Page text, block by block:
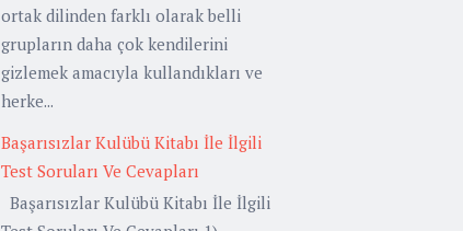
ortak dilinden farklı olarak belli
grupların daha çok kendilerini
gizlemek amacıyla kullandıkları ve
herke...
Başarısızlar Kulübü Kitabı İle İlgili
Test Soruları Ve Cevapları
Başarısızlar Kulübü Kitabı İle İlgili